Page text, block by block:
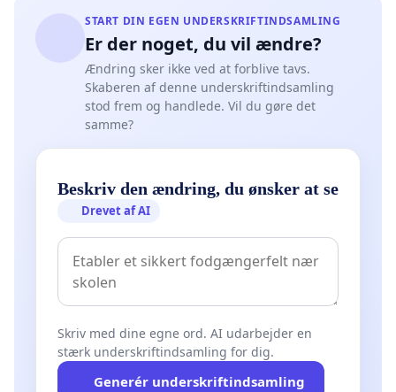
START DIN EGEN UNDERSKRIFTINDSAMLING
Er der noget, du vil ændre?
Ændring sker ikke ved at forblive tavs.
Skaberen af denne underskriftindsamling
stod frem og handlede. Vil du gøre det
samme?
Beskriv den ændring, du ønsker at se
Drevet af AI
Skriv med dine egne ord. AI udarbejder en
stærk underskriftindsamling for dig.
Generér underskriftindsamling